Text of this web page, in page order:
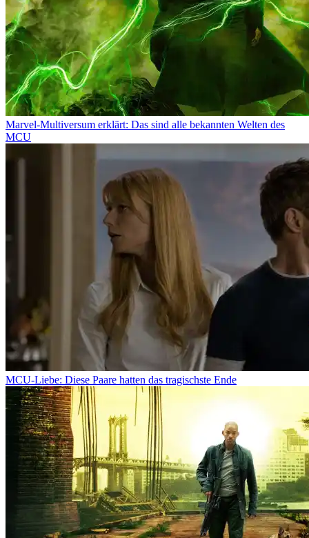
Marvel-Multiversum erklärt: Das sind alle bekannten Welten des
MCU
MCU-Liebe: Diese Paare hatten das tragischste Ende